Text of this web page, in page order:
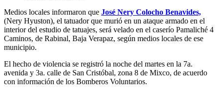
Medios locales informaron que José Nery Colocho Benavides,
(Nery Hyuston), el tatuador que murió en un ataque armado en el
interior del estudio de tatuajes, será velado en el caserío Pamaliché 4
Caminos, de Rabinal, Baja Verapaz, según medios locales de ese
municipio.
El hecho de violencia se registró la noche del martes en la 7a.
avenida y 3a. calle de San Cristóbal, zona 8 de Mixco, de acuerdo
con información de los Bomberos Voluntarios.